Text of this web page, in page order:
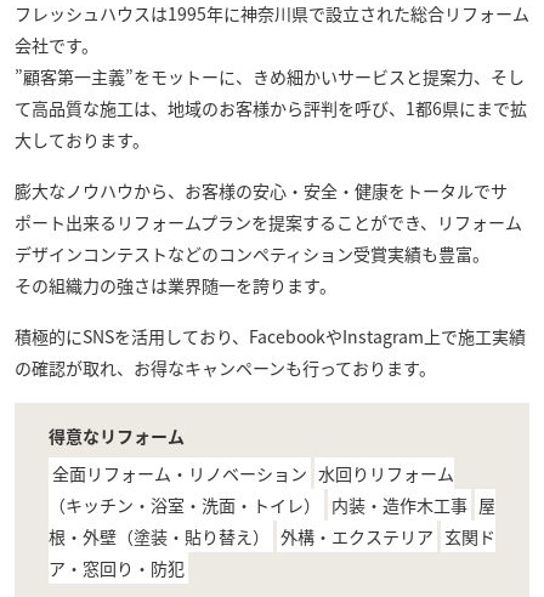
フレッシュハウスは1995年に神奈川県で設立された総合リフォーム
会社です。
”顧客第一主義”をモットーに、きめ細かいサービスと提案力、そし
て高品質な施工は、地域のお客様から評判を呼び、1都6県にまで拡
大しております。
膨大なノウハウから、お客様の安心・安全・健康をトータルでサ
ポート出来るリフォームプランを提案することができ、リフォーム
デザインコンテストなどのコンペティション受賞実績も豊富。
その組織力の強さは業界随一を誇ります。
積極的にSNSを活用しており、FacebookやInstagram上で施工実績
の確認が取れ、お得なキャンペーンも行っております。
得意なリフォーム
全面リフォーム・リノベーション 水回りリフォーム
（キッチン・浴室・洗面・トイレ）
内装・造作木工事 屋
根・外壁（塗装・貼り替え）
外構・エクステリア 玄関ド
ア・窓回り・防犯